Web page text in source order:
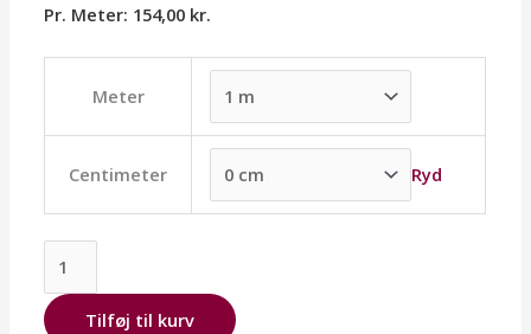
Pr. Meter: 154,00 kr.
Meter
Centimeter Ryd
Tilføj til kurv